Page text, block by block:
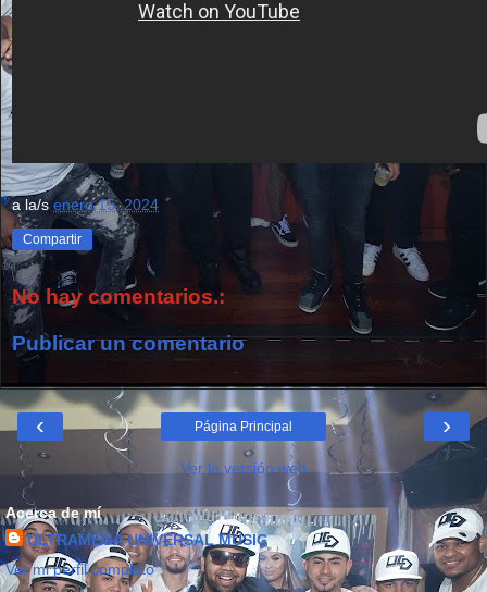
a la/senero 15, 2024
Compartir
No hay comentarios.:
Publicar un comentario
‹ ›
Página Principal
Ver la versión web
Acerca de mí
ULTRAMEGA UNIVERSAL MUSIC
Ver mi perfil completo